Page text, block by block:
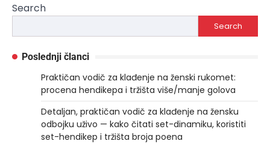
Search
Search
Poslednji članci
Praktičan vodič za klađenje na ženski rukomet:
procena hendikepa i tržišta više/manje golova
Detaljan, praktičan vodič za klađenje na žensku
odbojku uživo — kako čitati set-dinamiku, koristiti
set-hendikep i tržišta broja poena